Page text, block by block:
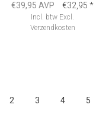
€39,95 AVP €32,95 *
Incl. btw Excl.
Verzendkosten
2 3 4 5